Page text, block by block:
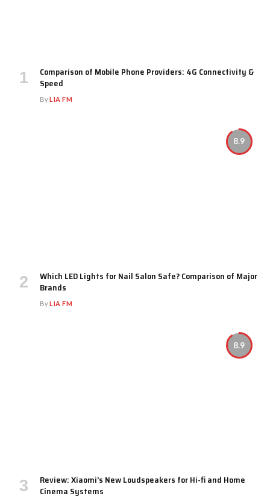
Comparison of Mobile Phone Providers: 4G Connectivity &
Speed
ByLIA FM
8.9
Which LED Lights for Nail Salon Safe? Comparison of Major
Brands
ByLIA FM
8.9
Review: Xiaomi’s New Loudspeakers for Hi-fi and Home
Cinema Systems